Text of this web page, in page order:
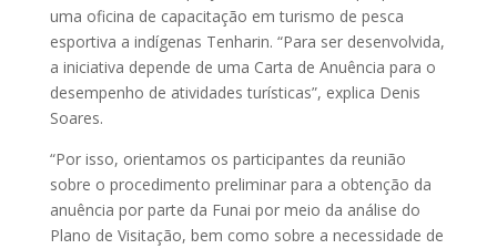
uma oficina de capacitação em turismo de pesca
esportiva a indígenas Tenharin. “Para ser desenvolvida,
a iniciativa depende de uma Carta de Anuência para o
desempenho de atividades turísticas”, explica Denis
Soares.
“Por isso, orientamos os participantes da reunião
sobre o procedimento preliminar para a obtenção da
anuência por parte da Funai por meio da análise do
Plano de Visitação, bem como sobre a necessidade de